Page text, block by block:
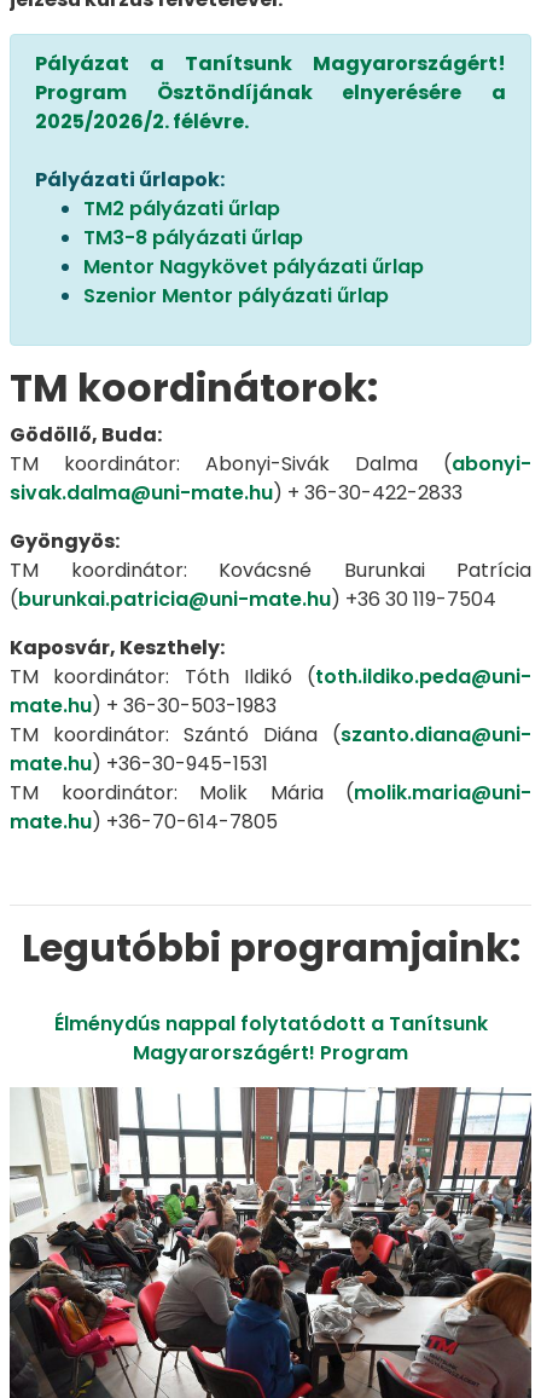
Pályázat a Tanítsunk Magyarországért!
Program Ösztöndíjának elnyerésére a
2025/2026/2. félévre.
Pályázati űrlapok:
TM2 pályázati űrlap
TM3-8 pályázati űrlap
Mentor Nagykövet pályázati űrlap
Szenior Mentor pályázati űrlap
TM koordinátorok:
Gödöllő, Buda:
TM koordinátor: Abonyi-Sivák Dalma (abonyi-
sivak.dalma@uni-mate.hu) + 36-30-422-2833
Gyöngyös:
TM koordinátor: Kovácsné Burunkai Patrícia
(burunkai.patricia@uni-mate.hu) +36 30 119-7504
Kaposvár, Keszthely:
TM koordinátor: Tóth Ildikó (toth.ildiko.peda@uni-
mate.hu) + 36-30-503-1983
TM koordinátor: Szántó Diána (szanto.diana@uni-
mate.hu) +36-30-945-1531
TM koordinátor: Molik Mária (molik.maria@uni-
mate.hu) +36-70-614-7805
Legutóbbi programjaink:
Élménydús nappal folytatódott a Tanítsunk
Magyarországért! Program